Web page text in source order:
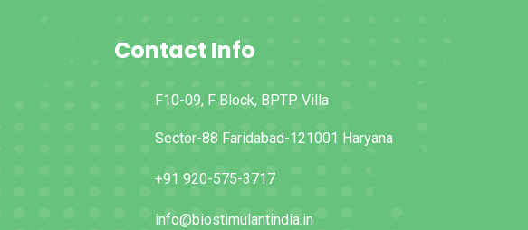
Contact Info
F10-09, F Block, BPTP Villa
Sector-88 Faridabad-121001 Haryana
+91 920-575-3717
info@biostimulantindia.in